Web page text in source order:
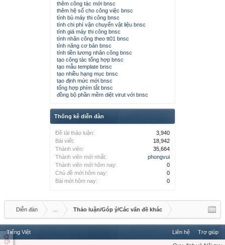
thêm công tác mới bnsc
thêm hệ số cho công việc bnsc
tính bù máy thi công bnsc
tính chi phí vận chuyển vật liệu bnsc
tính giá máy thi công bnsc
tính nhân công theo tt01 bnsc
tính năng cơ bản bnsc
tính tiền lương nhân công bnsc
tạo công tác tổng hợp bnsc
tạo mẫu template bnsc
tạo nhiều hạng mục bnsc
tạo định mức mới bnsc
tổng hợp phím tắt bnsc
đồng bộ phần mềm diệt virut với bnsc
Thống kê diễn đàn
Đề tài thảo luận:
3,940
Bài viết:
18,942
Thành viên:
35,664
Thành viên mới nhất:
phongvui
Thành viên mới hôm nay:
0
Chủ đề mới hôm nay:
0
Bài mới hôm nay:
0
Diễn đàn Thảo luận/Góp ý/Các vấn đề khác
Tiếng Việt Liên hệ Trợ giúp